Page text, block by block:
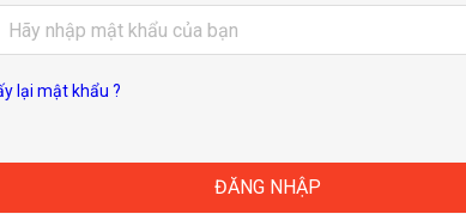
lại mật khẩu ?